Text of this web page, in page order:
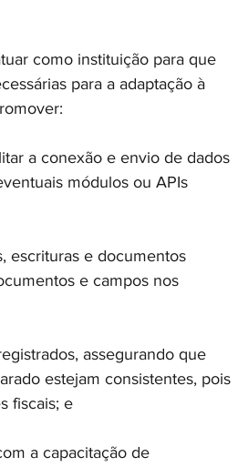
como instituição para que
para a adaptação à
a conexão e envio de dados
módulos ou APIs
escrituras e documentos
e campos nos
assegurando que
estejam consistentes, pois
fiscais; e
a capacitação de